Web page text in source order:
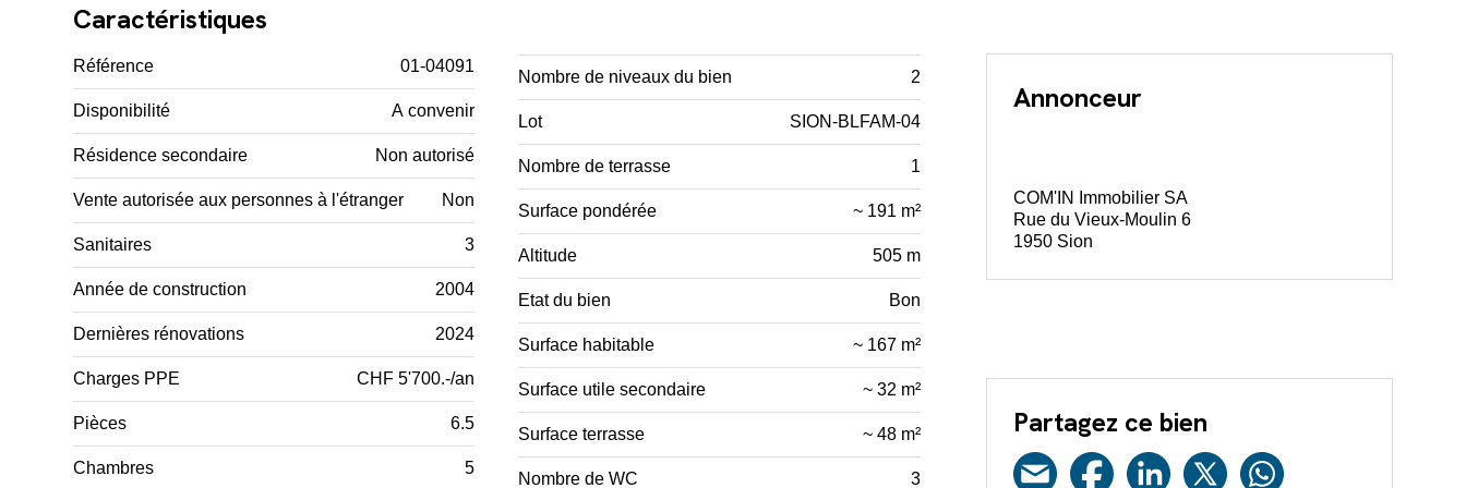
Caractéristiques
Référence 01-04091
Disponibilité A convenir
Résidence secondaire Non autorisé
Vente autorisée aux personnes à l'étranger Non
Sanitaires 3
Année de construction 2004
Dernières rénovations 2024
Charges PPE CHF 5'700.-/an
Pièces 6.5
Chambres 5
Nombre de niveaux du bien 2
Lot SION-BLFAM-04
Nombre de terrasse 1
Surface pondérée ~ 191 m²
Altitude 505 m
Etat du bien Bon
Surface habitable ~ 167 m²
Surface utile secondaire ~ 32 m²
Surface terrasse ~ 48 m²
Nombre de WC 3
Annonceur
COM'IN Immobilier SA
Rue du Vieux-Moulin 6
1950 Sion
Partagez ce bien